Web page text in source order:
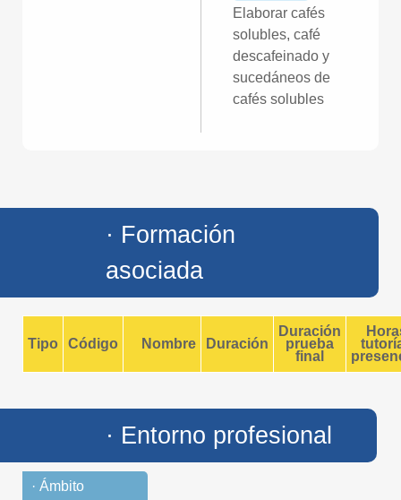
Elaborar cafés
solubles, café
descafeinado y
sucedáneos de
cafés solubles
· Formación
asociada
Tipo Código Nombre Duración
Duración
prueba
final
· Entorno profesional
· Ámbito